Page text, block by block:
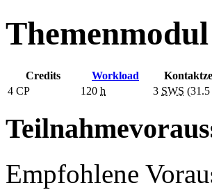
Credits Workload
4 CP 120 h 3 SWS (31.5
Empfohlene